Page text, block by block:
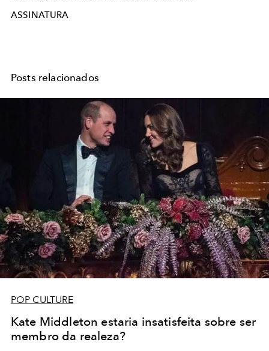
ASSINATURA
Posts relacionados
POP CULTURE
Kate Middleton estaria insatisfeita sobre ser
membro da realeza?